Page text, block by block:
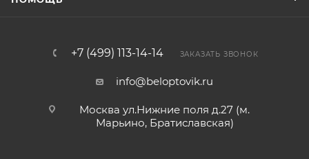
+7 (499) 113-14-14 ЗАКАЗАТЬ ЗВОНОК
info@beloptovik.ru
Москва ул.Нижние поля д.27 (м.
Марьино, Братиславская)